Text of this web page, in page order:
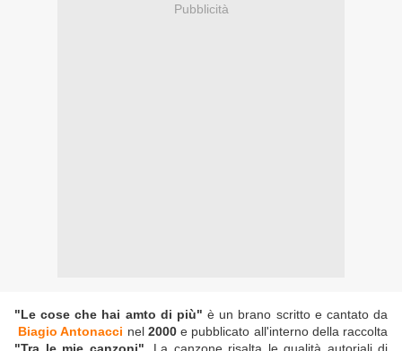
Pubblicità
"Le cose che hai amto di più" è un brano scritto e cantato da
Biagio Antonacci nel 2000e pubblicato all'interno della raccolta